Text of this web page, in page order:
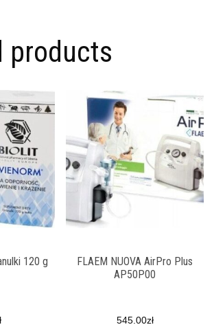
products
120 g
FLAEM NUOVA AirPro Plus
AP50P00
545.00zł